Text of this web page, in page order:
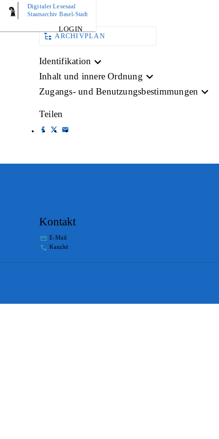
Digitaler Lesesaal
Staatsarchiv Basel-Stadt
LOGIN
BILD
ARCHIVPLAN
Identifikation
Inhalt und innere Ordnung
Zugangs- und Benutzungsbestimmungen
Teilen
Kontakt
E-Mail
Kanzlei